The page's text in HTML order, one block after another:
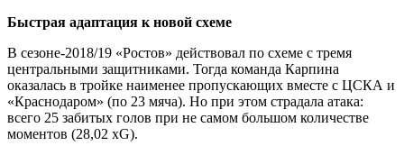
Быстрая адаптация к новой схеме
В сезоне-2018/19 «Ростов» действовал по схеме с тремя
центральными защитниками. Тогда команда Карпина
оказалась в тройке наименее пропускающих вместе с ЦСКА и
«Краснодаром» (по 23 мяча). Но при этом страдала атака:
всего 25 забитых голов при не самом большом количестве
моментов (28,02 xG).